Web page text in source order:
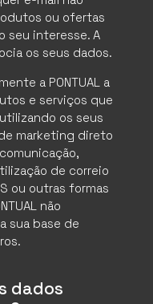
ou ofertas
seu interesse. A
os seus dados.
a PONTUAL a
e serviços que
os seus
marketing direto
de correio
ou outras formas
não
sua base de
dados